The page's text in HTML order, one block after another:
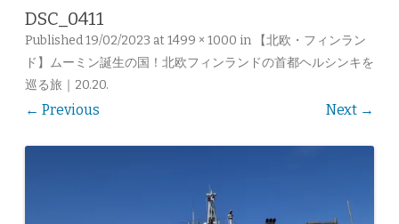
DSC_0411
Published19/02/2023 at 1499 × 1000 in
【北欧・フィンラン
ド】ムーミン誕生の国！北欧フィンランドの首都ヘルシンキを
巡る旅｜20.20.
← Previous Next →